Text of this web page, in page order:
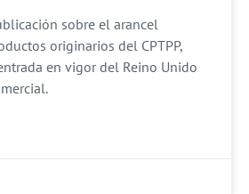
sobre el arancel
originarios del CPTPP,
en vigor del Reino Unido